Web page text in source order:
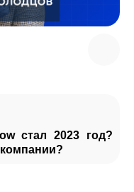
стал 2023 год?